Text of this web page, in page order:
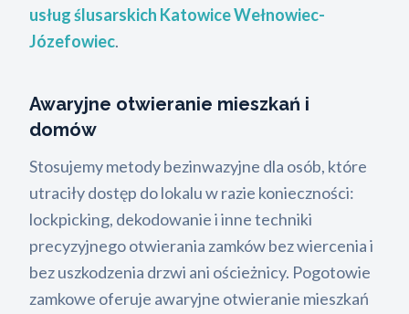
usług ślusarskich Katowice Wełnowiec-
Józefowiec.
Awaryjne otwieranie mieszkań i
domów
Stosujemy metody bezinwazyjne dla osób, które
utraciły dostęp do lokalu w razie konieczności:
lockpicking, dekodowanie i inne techniki
precyzyjnego otwierania zamków bez wiercenia i
bez uszkodzenia drzwi ani ościeżnicy. Pogotowie
zamkowe oferuje awaryjne otwieranie mieszkań